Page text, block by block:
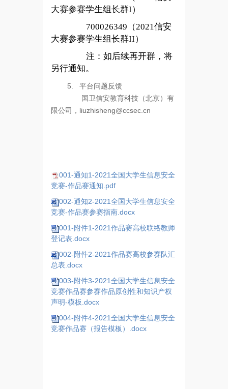
大赛参赛学生组长群I）
700026349（2021信安
大赛参赛学生组长群II）
注：如后续再开群，将
另行通知。
5. 平台问题反馈
国卫信安教育科技（北京）有
限公司，liuzhisheng@ccsec.cn
001-通知1-2021全国大学生信息安全
竞赛-作品赛通知.pdf
002-通知2-2021全国大学生信息安全
竞赛-作品赛参赛指南.docx
001-附件1-2021作品赛高校联络教师
登记表.docx
002-附件2-2021作品赛高校参赛队汇
总表.docx
003-附件3-2021全国大学生信息安全
竞赛作品赛参赛作品原创性和知识产权
声明-模板.docx
004-附件4-2021全国大学生信息安全
竞赛作品赛（报告模板）.docx